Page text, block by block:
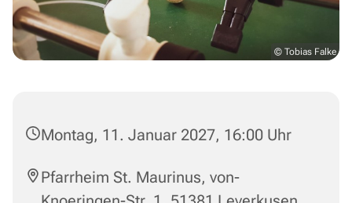
© Tobias Falke
Montag, 11. Januar 2027, 16:00 Uhr
Pfarrheim St. Maurinus, von-